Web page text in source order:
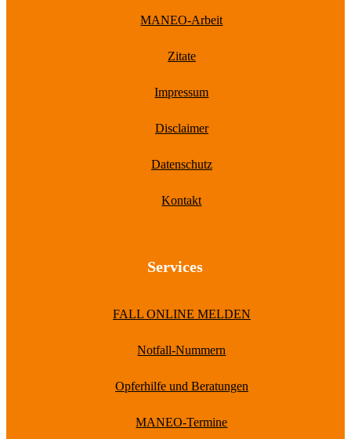
MANEO-Arbeit
Zitate
Impressum
Disclaimer
Datenschutz
Kontakt
Services
FALL ONLINE MELDEN
Notfall-Nummern
Opferhilfe und Beratungen
MANEO-Termine